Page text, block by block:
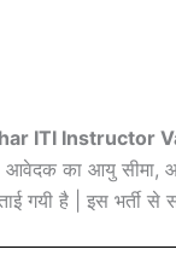
ITI Instructor
का आयु सीमा,
गयी है | इस भर्ती से